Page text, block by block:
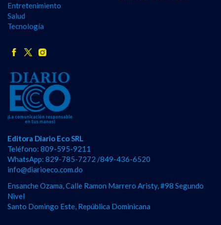
Entretenimiento
Salud
Tecnología
Editora Diario Eco SRL
Teléfono: 809-595-9211
WhatsApp: 829-785-7272 /849-436-6520
info@diarioeco.com.do
Ensanche Ozama, Calle Ramon Marrero Aristy, #98 Segundo
Nivel
Santo Domingo Este, República Dominicana